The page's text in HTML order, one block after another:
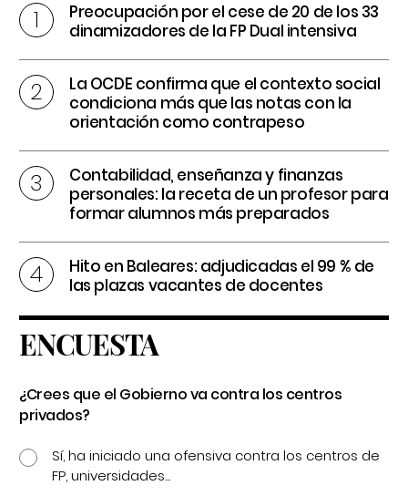
Preocupación por el cese de 20 de los 33
dinamizadores de la FP Dual intensiva
La OCDE confirma que el contexto social
condiciona más que las notas con la
orientación como contrapeso
Contabilidad, enseñanza y finanzas
personales: la receta de un profesor para
formar alumnos más preparados
Hito en Baleares: adjudicadas el 99 % de
las plazas vacantes de docentes
ENCUESTA
¿Crees que el Gobierno va contra los centros
privados?
Sí, ha iniciado una ofensiva contra los centros de
FP, universidades...